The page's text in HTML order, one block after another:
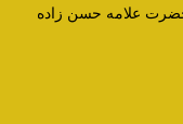
علامه حسن زاده